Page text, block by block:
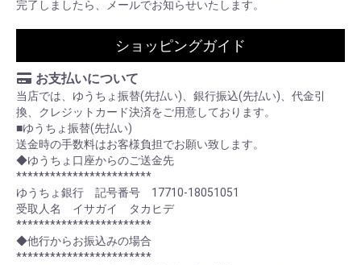
完了しましたら、メールでお知らせいたします。
ショッピングガイド
お支払いについて
当店では、ゆうちょ振替(先払い)、銀行振込(先払い)、代金引
換、クレジットカード決済をご用意しております。
■ゆうちょ振替(先払い)
送金時の手数料はお客様負担でお願い致します。
◆ゆうちょ口座からのご送金先
************************
ゆうちょ銀行 記号番号 17710-18051051
受取人名 イサガイ タカヒデ
************************
◆他行からお振込みの場合
************************